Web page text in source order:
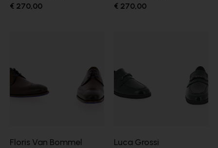
€ 270,00 € 270,00
Floris Van Bommel Luca Grossi